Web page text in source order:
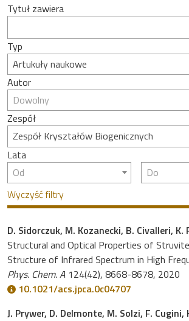
Tytuł zawiera
Typ
Artukuły naukowe
Autor
Dowolny
Zespół
Zespół Kryształów Biogenicznych
Lata
Od
Do
Wyczyść filtry
D. Sidorczuk, M. Kozanecki, B. Civalleri, K.
Structural and Optical Properties of
Structure of Infrared Spectrum in High
Phys. Chem. A 124(42), 8668-8678, 2020
10.1021/acs.jpca.0c04707
J. Prywer, D. Delmonte, M. Solzi, F. Cugini,